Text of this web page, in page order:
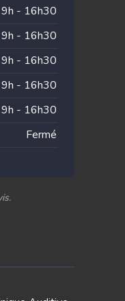
9h - 16h30
9h - 16h30
9h - 16h30
9h - 16h30
9h - 16h30
Fermé